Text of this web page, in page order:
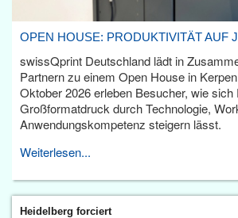
OPEN HOUSE: PRODUKTIVITÄT AUF
swissQprint Deutschland lädt in
Partnern zu einem Open House in
Oktober 2026 erleben Besucher, wie sich
Großformatdruck durch Technologie,
Anwendungskompetenz steigern lässt.
Weiterlesen...
Heidelberg forciert